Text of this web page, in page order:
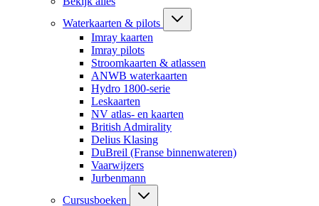
Waterkaarten & pilots
Imray kaarten
Imray pilots
Stroomkaarten & atlassen
ANWB waterkaarten
Hydro 1800-serie
Leskaarten
NV atlas- en kaarten
British Admirality
Delius Klasing
DuBreil (Franse binnenwateren)
Vaarwijzers
Jurbenmann
Cursusboeken